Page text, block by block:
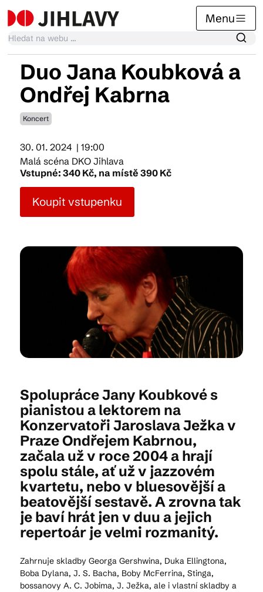
Menu
Kalendář akcí
Tradiční akce
Články
Suvenýry
Praktické info
CS EN DE
© 2026 Brána Jihlavy
Duo Jana Koubková a
Ondřej Kabrna
Koncert
30. 01. 2024 | 19:00
Malá scéna DKO Jihlava
Vstupné: 340 Kč, na místě 390 Kč
Koupit vstupenku
Spolupráce Jany Koubkové s
pianistou a lektorem na
Konzervatoři Jaroslava Ježka v
Praze Ondřejem Kabrnou,
začala už v roce 2004 a hrají
spolu stále, ať už v jazzovém
kvartetu, nebo v bluesovější a
beatovější sestavě. A zrovna tak
je baví hrát jen v duu a jejich
repertoár je velmi rozmanitý.
Zahrnuje skladby Georga Gershwina, Duka Ellingtona,
Boba Dylana, J. S. Bacha, Boby McFerrina, Stinga,
bossanovy A. C. Jobima, J. Ježka, ale i vlastní skladby a